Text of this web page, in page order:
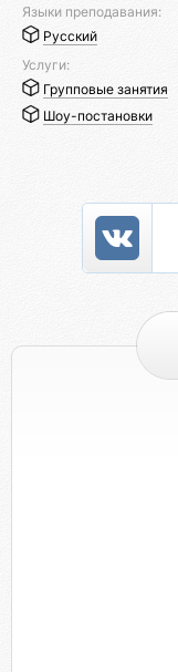
Языки преподавания:
Русский
Услуги:
Групповые занятия
Шоу-постановки